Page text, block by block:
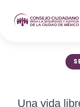
Una vida